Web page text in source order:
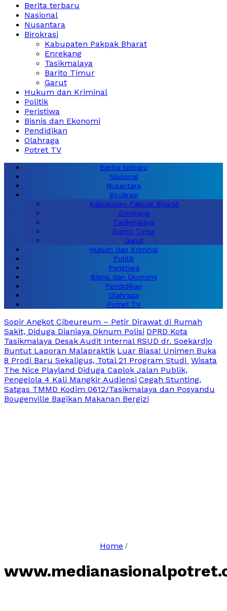
Berita terbaru
Nasional
Nusantara
Birokrasi
Kabupaten Pakpak Bharat
Enrekang
Tasikmalaya
Barito Timur
Garut
Hukum dan Kriminal
Politik
Peristiwa
Bisnis dan Ekonomi
Pendidikan
Olahraga
Potret TV
Berita terbaru
Nasional
Nusantara
Birokrasi
Kabupaten Pakpak Bharat
Enrekang
Tasikmalaya
Barito Timur
Garut
Hukum dan Kriminal
Politik
Peristiwa
Bisnis dan Ekonomi
Pendidikan
Olahraga
Potret TV
Sopir Angkot Cibeureum – Petir Dirawat di Rumah
Sakit, Diduga Dianiaya Oknum Polisi DPRD Kota
Tasikmalaya Desak Audit Internal RSUD dr. Soekardjo
Buntut Laporan Malapraktik Luar Biasa! Unimen Buka
8 Prodi Baru Sekaligus, Total 21 Program Studi Wisata
The Nice Playland Diduga Caplok Jalan Publik,
Pengelola 4 Kali Mangkir Audiensi Cegah Stunting,
Satgas TMMD Kodim 0612/Tasikmalaya dan Posyandu
Bougenville Bagikan Makanan Bergizi
Home /